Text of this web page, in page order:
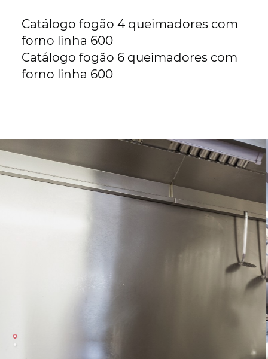
Catálogo fogão 4 queimadores com
forno linha 600
Catálogo fogão 6 queimadores com
forno linha 600